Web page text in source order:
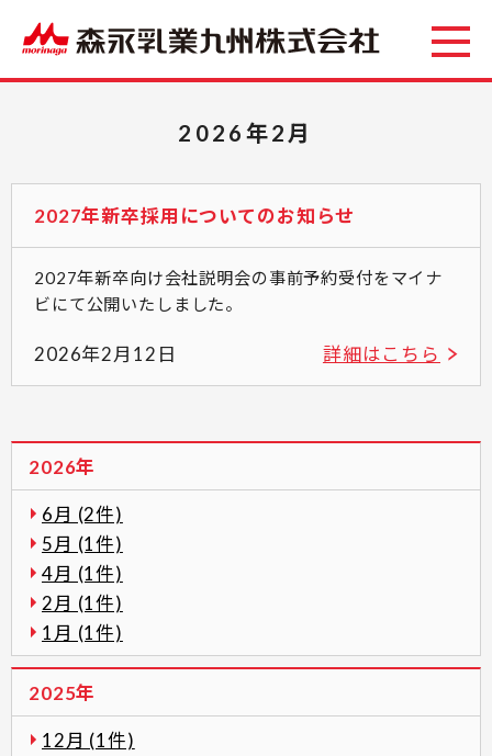
2026年2月
2026年
6月 (2件)
5月 (1件)
4月 (1件)
2月 (1件)
1月 (1件)
2025年
12月 (1件)
2027年新卒採用についてのお知らせ
2027年新卒向け会社説明会の事前予約受付をマイナ
ビにて公開いたしました。
2026年2月12日 詳細はこちら